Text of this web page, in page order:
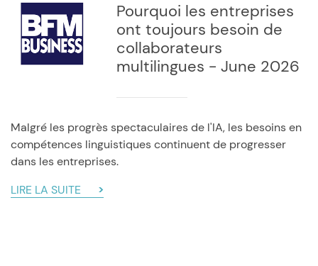
Pourquoi les entreprises
ont toujours besoin de
collaborateurs
multilingues - June 2026
Malgré les progrès spectaculaires de l'IA, les besoins en
compétences linguistiques continuent de progresser
dans les entreprises.
LIRE LA SUITE